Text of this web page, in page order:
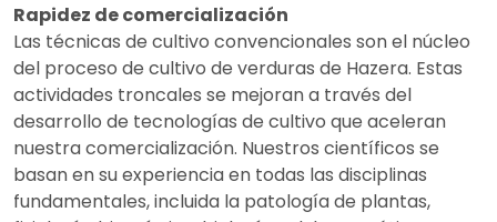
Rapidez de comercialización
Las técnicas de cultivo convencionales son el núcleo
del proceso de cultivo de verduras de Hazera. Estas
actividades troncales se mejoran a través del
desarrollo de tecnologías de cultivo que aceleran
nuestra comercialización. Nuestros científicos se
basan en su experiencia en todas las disciplinas
fundamentales, incluida la patología de plantas,